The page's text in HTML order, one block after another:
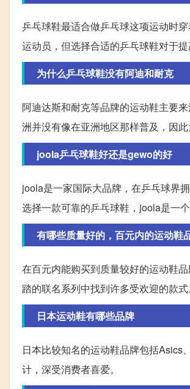
乒乓球鞋最适合做乒乓球这项运动时
运动员，但选择合适的乒乓球鞋对于提
为什么乒乓球鞋没有阿迪和耐克
阿迪达斯和耐克等品牌的运动鞋主要
洲并没有像在亚洲地区那样普及，因
joola乒乓球鞋好还是gewo的好
joola是一家国际大品牌，在乒乓球界
选择一款可靠的乒乓球鞋，joola是一个
有哪些质量好的，百元内的运动鞋
在百元内能购买到质量较好的运动鞋
踏的联名系列中找到许多受欢迎的款式
日本运动鞋有哪些品牌
日本比较知名的运动鞋品牌包括Asics
计，深受消费者喜爱。